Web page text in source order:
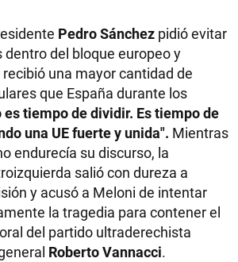
Pedro Sánchez pidió evitar
dentro del bloque europeo y
una mayor cantidad de
que España durante los
es tiempo de dividir. Es tiempo de
una UE fuerte y unida". Mientras
endurecía su discurso, la
salió con dureza a
y acusó a Meloni de intentar
la tragedia para contener el
del partido ultraderechista
Roberto Vannacci.